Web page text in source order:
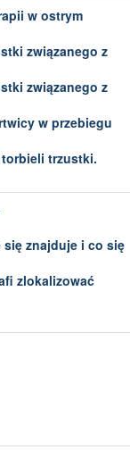
w ostrym
związanego z
związanego z
w przebiegu
trzustki.
znajduje i co się
zlokalizować